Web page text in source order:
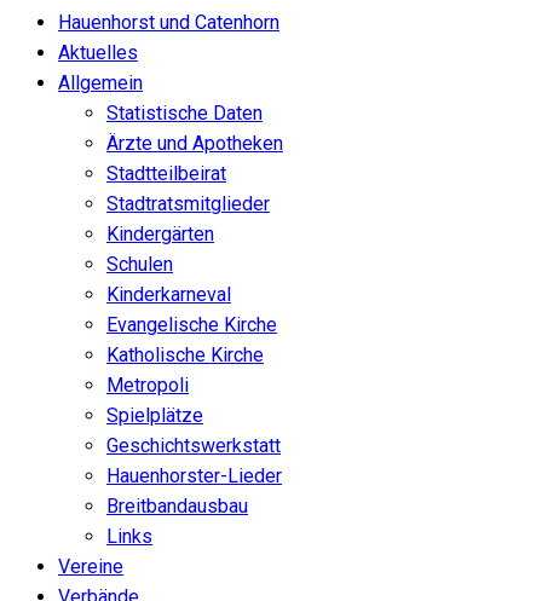
Hauenhorst und Catenhorn
Aktuelles
Allgemein
Statistische Daten
Ärzte und Apotheken
Stadtteilbeirat
Stadtratsmitglieder
Kindergärten
Schulen
Kinderkarneval
Evangelische Kirche
Katholische Kirche
Metropoli
Spielplätze
Geschichtswerkstatt
Hauenhorster-Lieder
Breitbandausbau
Links
Vereine